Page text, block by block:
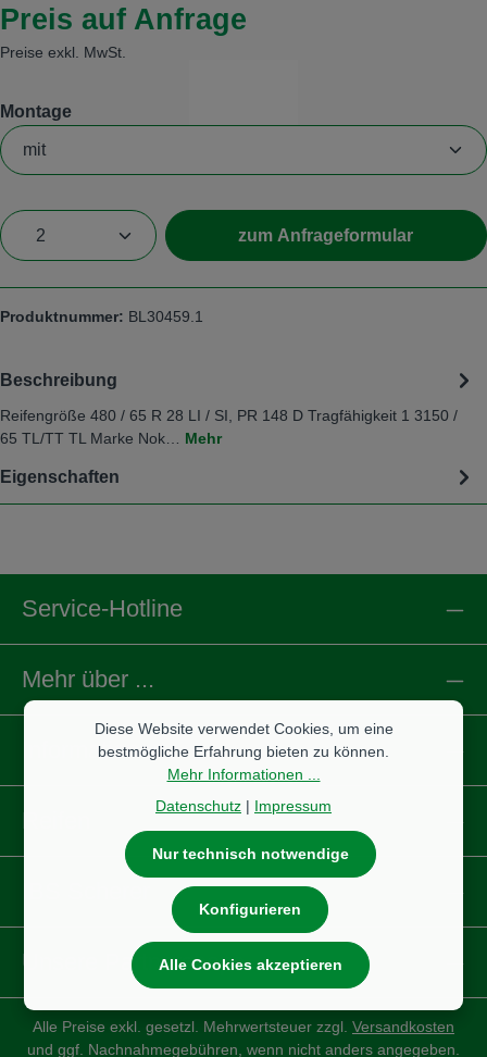
Preis auf Anfrage
Preise exkl. MwSt.
Montageauswählen
Produkt Anzahl: Gib den
zum Anfrageformular
Produktnummer: BL30459.1
Beschreibung
Reifengröße 480 / 65 R 28 LI / SI, PR 148 D Tragfähigkeit 1 3150 /
65 TL/TT TL Marke Nok… Mehr
Eigenschaften
Service-Hotline
Mehr über ...
Informationen
Unsere Partnershops
Alle Preise exkl. gesetzl. Mehrwertsteuer zzgl. Versandkosten
und ggf. Nachnahmegebühren, wenn nicht anders angegeben.
Diese Website verwendet Cookies, um eine
bestmögliche Erfahrung bieten zu können.
Mehr Informationen ...
Datenschutz | Impressum
Nur technisch notwendige
Konfigurieren
Alle Cookies akzeptieren